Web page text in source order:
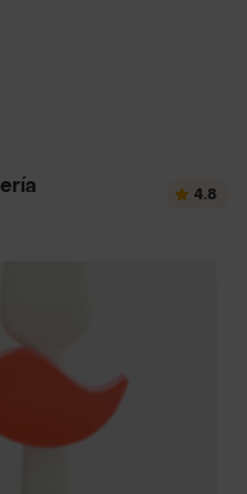
4.8